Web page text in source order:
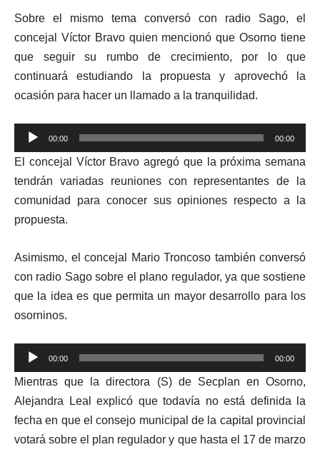
Sobre el mismo tema conversó con radio Sago, el
concejal Víctor Bravo quien mencionó que Osorno tiene
que seguir su rumbo de crecimiento, por lo que
continuará estudiando la propuesta y aprovechó la
ocasión para hacer un llamado a la tranquilidad.
Reproductor
de
audio
00:00 00:00
El concejal Víctor Bravo agregó que la próxima semana
tendrán variadas reuniones con representantes de la
comunidad para conocer sus opiniones respecto a la
propuesta.
Asimismo, el concejal Mario Troncoso también conversó
con radio Sago sobre el plano regulador, ya que sostiene
que la idea es que permita un mayor desarrollo para los
osorninos.
Reproductor
de
audio
00:00 00:00
Mientras que la directora (S) de Secplan en Osorno,
Alejandra Leal explicó que todavía no está definida la
fecha en que el consejo municipal de la capital provincial
votará sobre el plan regulador y que hasta el 17 de marzo